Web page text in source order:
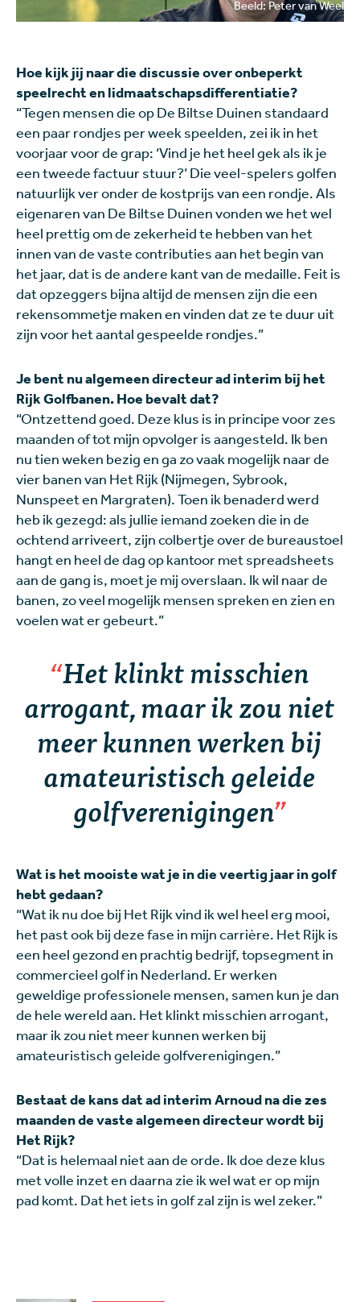
Beeld: Peter van Weel
Hoe kijk jij naar die discussie over onbeperkt
speelrecht en lidmaatschapsdifferentiatie?
“Tegen mensen die op De Biltse Duinen standaard
een paar rondjes per week speelden, zei ik in het
voorjaar voor de grap: ‘Vind je het heel gek als ik je
een tweede factuur stuur?’ Die veel-spelers golfen
natuurlijk ver onder de kostprijs van een rondje. Als
eigenaren van De Biltse Duinen vonden we het wel
heel prettig om de zekerheid te hebben van het
innen van de vaste contributies aan het begin van
het jaar, dat is de andere kant van de medaille. Feit is
dat opzeggers bijna altijd de mensen zijn die een
rekensommetje maken en vinden dat ze te duur uit
zijn voor het aantal gespeelde rondjes.”
Je bent nu algemeen directeur ad interim bij het
Rijk Golfbanen. Hoe bevalt dat?
“Ontzettend goed. Deze klus is in principe voor zes
maanden of tot mijn opvolger is aangesteld. Ik ben
nu tien weken bezig en ga zo vaak mogelijk naar de
vier banen van Het Rijk (Nijmegen, Sybrook,
Nunspeet en Margraten). Toen ik benaderd werd
heb ik gezegd: als jullie iemand zoeken die in de
ochtend arriveert, zijn colbertje over de bureaustoel
hangt en heel de dag op kantoor met spreadsheets
aan de gang is, moet je mij overslaan. Ik wil naar de
banen, zo veel mogelijk mensen spreken en zien en
voelen wat er gebeurt.”
Het klinkt misschien
arrogant, maar ik zou niet
meer kunnen werken bij
amateuristisch geleide
golfverenigingen
Wat is het mooiste wat je in die veertig jaar in golf
hebt gedaan?
“Wat ik nu doe bij Het Rijk vind ik wel heel erg mooi,
het past ook bij deze fase in mijn carrière. Het Rijk is
een heel gezond en prachtig bedrijf, topsegment in
commercieel golf in Nederland. Er werken
geweldige professionele mensen, samen kun je dan
de hele wereld aan. Het klinkt misschien arrogant,
maar ik zou niet meer kunnen werken bij
amateuristisch geleide golfverenigingen.”
Bestaat de kans dat ad interim Arnoud na die zes
maanden de vaste algemeen directeur wordt bij
Het Rijk?
“Dat is helemaal niet aan de orde. Ik doe deze klus
met volle inzet en daarna zie ik wel wat er op mijn
pad komt. Dat het iets in golf zal zijn is wel zeker.”